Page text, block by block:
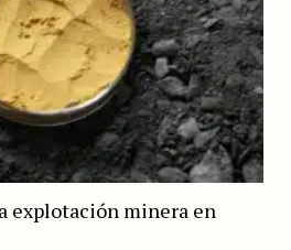
explotación minera en